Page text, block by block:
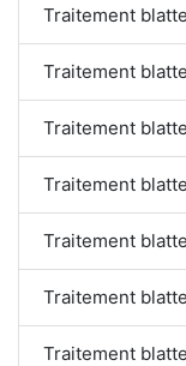
Traitement
Traitement
Traitement
Traitement
Traitement
Traitement
Traitement